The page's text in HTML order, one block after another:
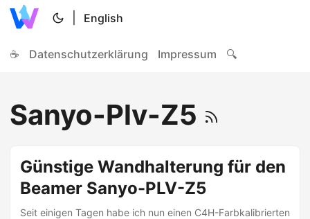
English
☕ Datenschutzerklärung Impressum 🔍
Sanyo-Plv-Z5
Günstige Wandhalterung für den
Beamer Sanyo-PLV-Z5
Seit einigen Tagen habe ich nun einen C4H-Farbkalibrierten